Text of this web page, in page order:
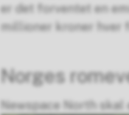
er det forventet en
millioner kroner hver
Norges
Newspace North